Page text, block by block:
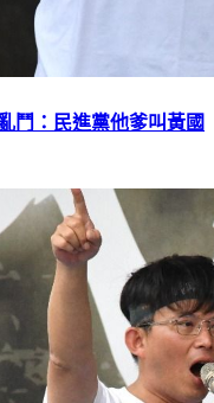
鬥：民進黨他爹叫黃國